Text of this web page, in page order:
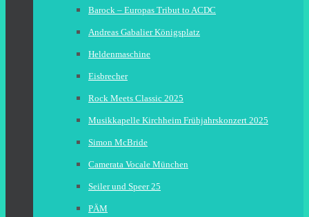
Barock – Europas Tribut to ACDC
Andreas Gabalier Königsplatz
Heldenmaschine
Eisbrecher
Rock Meets Classic 2025
Musikkapelle Kirchheim Frühjahrskonzert 2025
Simon McBride
Camerata Vocale München
Seiler und Speer 25
PÄM